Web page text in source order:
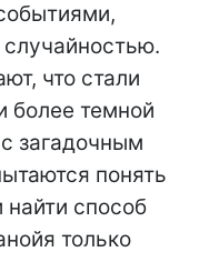
что стали
более темной
загадочным
понять
найти способ
только